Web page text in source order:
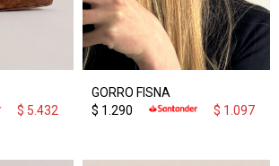
$ 5.432
GORRO FISNA
$ 1.290 $ 1.097